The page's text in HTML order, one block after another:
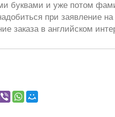
буквами и уже потом
при заявление на
заказа в английском